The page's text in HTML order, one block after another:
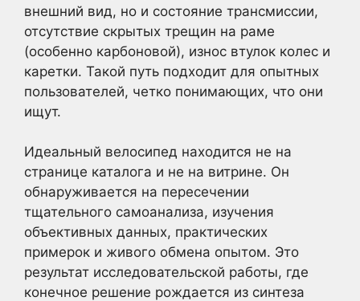
внешний вид, но и состояние трансмиссии,
отсутствие скрытых трещин на раме
(особенно карбоновой), износ втулок колес и
каретки. Такой путь подходит для опытных
пользователей, четко понимающих, что они
ищут.
Идеальный велосипед находится не на
странице каталога и не на витрине. Он
обнаруживается на пересечении
тщательного самоанализа, изучения
объективных данных, практических
примерок и живого обмена опытом. Это
результат исследовательской работы, где
конечное решение рождается из синтеза